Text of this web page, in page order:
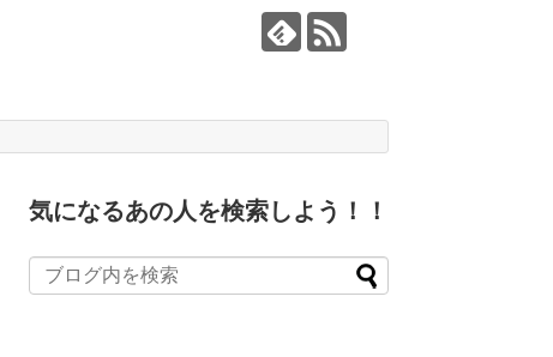
気になるあの人を検索しよう！！